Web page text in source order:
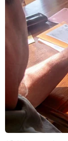
09/08/2026 08:25
Tỉnh Quảng
mới với
09/08/2026 08:04
Hình thành
chẽ để nâng